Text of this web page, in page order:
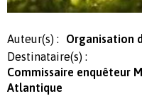
Auteur(s) :
Organisation
Destinataire(s) :
Commissaire enquêteur
Atlantique